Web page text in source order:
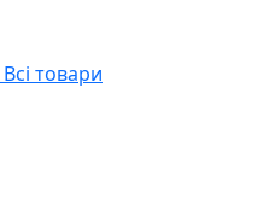
Всі товари